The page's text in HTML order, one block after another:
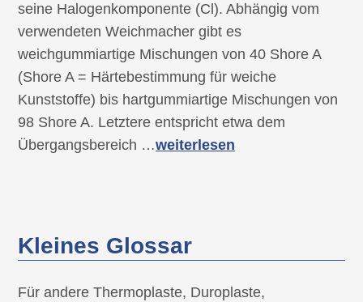
seine Halogenkomponente (Cl). Abhängig vom
verwendeten Weichmacher gibt es
weichgummiartige Mischungen von 40 Shore A
(Shore A = Härtebestimmung für weiche
Kunststoffe) bis hartgummiartige Mischungen von
98 Shore A. Letztere entspricht etwa dem
Übergangsbereich …weiterlesen
Kleines Glossar
Für andere Thermoplaste, Duroplaste,